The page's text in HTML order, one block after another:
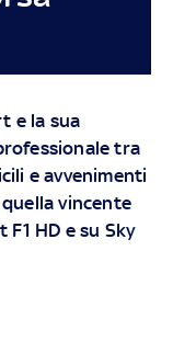
e la sua
tra
e avvenimenti
quella vincente
F1 HD e su Sky